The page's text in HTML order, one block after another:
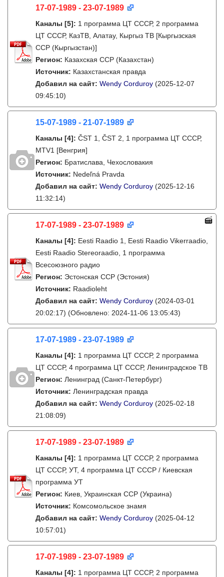
17-07-1989 - 23-07-1989
Каналы [5]: 1 программа ЦТ СССР, 2 программа
ЦТ СССР, КазТВ, Алатау, Кыргыз ТВ [Кыргызская
ССР (Кыргызстан)]
Регион: Казахская ССР (Казахстан)
Источник: Казахстанская правда
Добавил на сайт: Wendy Corduroy (2025-12-07
09:45:10)
15-07-1989 - 21-07-1989
Каналы [4]: ČST 1, ČST 2, 1 программа ЦТ СССР,
MTV1 [Венгрия]
Регион: Братислава, Чехословакия
Источник: Nedeľná Pravda
Добавил на сайт: Wendy Corduroy (2025-12-16
11:32:14)
17-07-1989 - 23-07-1989
Каналы [4]: Eesti Raadio 1, Eesti Raadio Vikerraadio,
Eesti Raadio Stereoraadio, 1 программа
Всесоюзного радио
Регион: Эстонская ССР (Эстония)
Источник: Raadioleht
Добавил на сайт: Wendy Corduroy (2024-03-01
20:02:17) (Обновлено: 2024-11-06 13:05:43)
17-07-1989 - 23-07-1989
Каналы [4]: 1 программа ЦТ СССР, 2 программа
ЦТ СССР, 4 программа ЦТ СССР, Ленинградское ТВ
Регион: Ленинград (Санкт-Петербург)
Источник: Ленинградская правда
Добавил на сайт: Wendy Corduroy (2025-02-18
21:08:09)
17-07-1989 - 23-07-1989
Каналы [4]: 1 программа ЦТ СССР, 2 программа
ЦТ СССР, УТ, 4 программа ЦТ СССР / Киевская
программа УТ
Регион: Киев, Украинская ССР (Украина)
Источник: Комсомольское знамя
Добавил на сайт: Wendy Corduroy (2025-04-12
10:57:01)
17-07-1989 - 23-07-1989
Каналы [4]: 1 программа ЦТ СССР, 2 программа